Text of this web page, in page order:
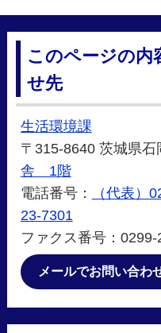
このページの内
せ先
生活環境課
〒315-8640 茨城県
舎 1階
電話番号：
（代表）
23-7301
ファクス番号：0299-
メールでお問い合わ